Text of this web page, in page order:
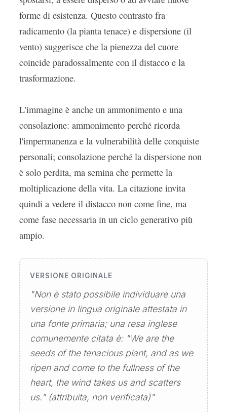
forme di esistenza. Questo contrasto fra
radicamento (la pianta tenace) e dispersione (il
vento) suggerisce che la pienezza del cuore
coincide paradossalmente con il distacco e la
trasformazione.
L'immagine è anche un ammonimento e una
consolazione: ammonimento perché ricorda
l'impermanenza e la vulnerabilità delle conquiste
personali; consolazione perché la dispersione non
è solo perdita, ma semina che permette la
moltiplicazione della vita. La citazione invita
quindi a vedere il distacco non come fine, ma
come fase necessaria in un ciclo generativo più
ampio.
VERSIONE ORIGINALE
"Non è stato possibile individuare una
versione in lingua originale attestata in
una fonte primaria; una resa inglese
comunemente citata è: "We are the
seeds of the tenacious plant, and as we
ripen and come to the fullness of the
heart, the wind takes us and scatters
us." (attribuita, non verificata)"